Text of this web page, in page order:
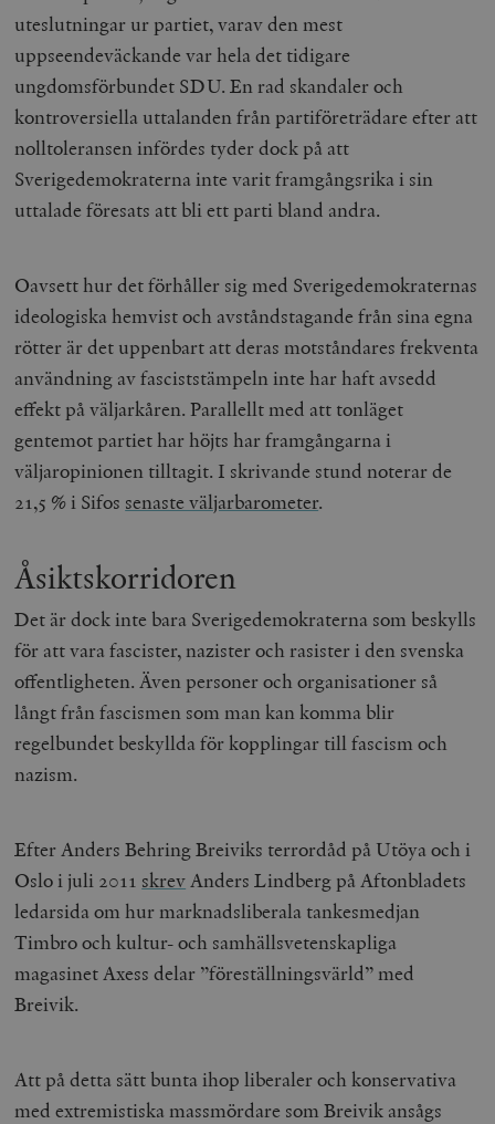
uteslutningar ur partiet, varav den mest
uppseendeväckande var hela det tidigare
ungdomsförbundet SDU. En rad skandaler och
kontroversiella uttalanden från partiföreträdare efter att
nolltoleransen infördes tyder dock på att
Sverigedemokraterna inte varit framgångsrika i sin
uttalade föresats att bli ett parti bland andra.
Oavsett hur det förhåller sig med Sverigedemokraternas
ideologiska hemvist och avståndstagande från sina egna
rötter är det uppenbart att deras motståndares frekventa
användning av fasciststämpeln inte har haft avsedd
effekt på väljarkåren. Parallellt med att tonläget
gentemot partiet har höjts har framgångarna i
väljaropinionen tilltagit. I skrivande stund noterar de
21,5 % i Sifos senaste väljarbarometer.
Åsiktskorridoren
Det är dock inte bara Sverigedemokraterna som beskylls
för att vara fascister, nazister och rasister i den svenska
offentligheten. Även personer och organisationer så
långt från fascismen som man kan komma blir
regelbundet beskyllda för kopplingar till fascism och
nazism.
Efter Anders Behring Breiviks terrordåd på Utöya och i
Oslo i juli 2011 skrevAnders Lindberg på Aftonbladets
ledarsida om hur marknadsliberala tankesmedjan
Timbro och kultur- och samhällsvetenskapliga
magasinet Axess delar ”föreställningsvärld” med
Breivik.
Att på detta sätt bunta ihop liberaler och konservativa
med extremistiska massmördare som Breivik ansågs